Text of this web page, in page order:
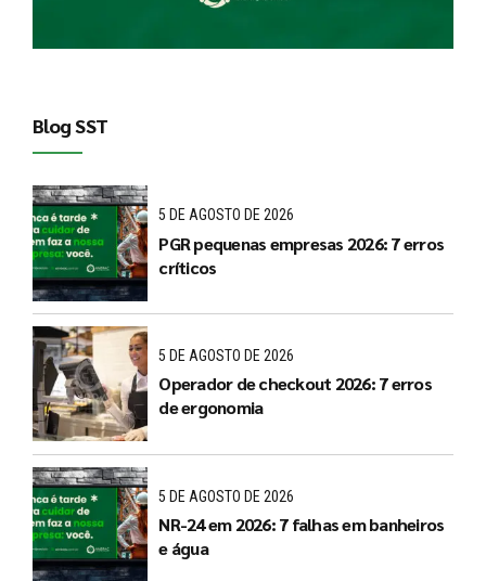
Blog SST
5 DE AGOSTO DE 2026
PGR pequenas empresas 2026: 7 erros
críticos
5 DE AGOSTO DE 2026
Operador de checkout 2026: 7 erros
de ergonomia
5 DE AGOSTO DE 2026
NR-24 em 2026: 7 falhas em banheiros
e água